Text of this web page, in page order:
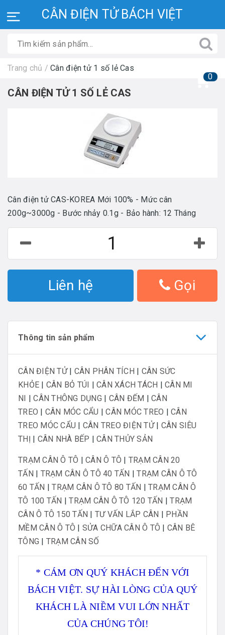
CÂN ĐIỆN TỬ BÁCH VIỆT
0
Trang chủ / Cân điện tử 1 số lẻ Cas
CÂN ĐIỆN TỬ 1 SỐ LẺ CAS
Cân điện tử CAS-KOREA Mới 100% - Mức cân
200g~3000g - Bước nhảy 0.1g - Bảo hành: 12 Tháng
Liên hệ Gọi
Thông tin sản phẩm
CÂN ĐIỆN TỬ| CÂN PHÂN TÍCH | CÂN SỨC
KHỎE | CÂN BỎ TÚI | CÂN XÁCH TÁCH | CÂN MI
NI | CÂN THÔNG DỤNG | CÂN ĐẾM | CÂN
TREO | CÂN MÓC CẨU |CÂN MÓC TREO | CÂN
TREO MÓC CẨU | CÂN TREO ĐIỆN TỬ| CÂN SIÊU
THỊ | CÂN NHÀ BẾP | CÂN THỦY SẢN
TRẠM CÂN Ô TÔ | CÂN Ô TÔ | TRẠM CÂN 20
TẤN | TRẠM CÂN Ô TÔ 40 TẤN |TRẠM CÂN Ô TÔ
60 TẤN |TRẠM CÂN Ô TÔ 80 TẤN | TRẠM CÂN Ô
TÔ 100 TẤN |TRẠM CÂN Ô TÔ 120 TẤN |TRẠM
CÂN Ô TÔ 150 TẤN | TƯ VẤN LẮP CÂN | PHẦN
MỀM CÂN Ô TÔ | SỬA CHỮA CÂN Ô TÔ | CÂN BÊ
TÔNG | TRẠM CÂN SỐ
* CÁM ƠN QUÝ KHÁCH ĐẾN VỚI
BÁCH VIỆT. SỰ HÀI LÒNG CỦA QUÝ
KHÁCH LÀ NIỀM VUI LỚN NHẤT
CỦA CHÚNG TÔI!